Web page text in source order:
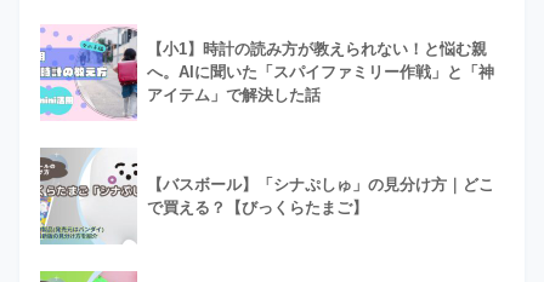
【小1】時計の読み方が教えられない！と悩む親
へ。AIに聞いた「スパイファミリー作戦」と「神
アイテム」で解決した話
【バスボール】「シナぷしゅ」の見分け方｜どこ
で買える？【びっくらたまご】